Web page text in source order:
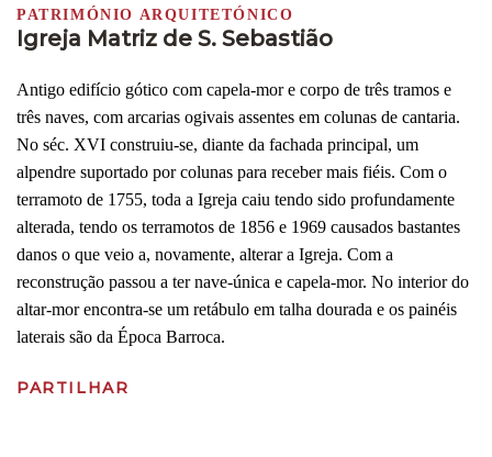
PATRIMÓNIO ARQUITETÓNICO
Igreja Matriz de S. Sebastião
Antigo edifício gótico com capela-mor e corpo de três tramos e
três naves, com arcarias ogivais assentes em colunas de cantaria.
No séc. XVI construiu-se, diante da fachada principal, um
alpendre suportado por colunas para receber mais fiéis. Com o
terramoto de 1755, toda a Igreja caiu tendo sido profundamente
alterada, tendo os terramotos de 1856 e 1969 causados bastantes
danos o que veio a, novamente, alterar a Igreja. Com a
reconstrução passou a ter nave-única e capela-mor. No interior do
altar-mor encontra-se um retábulo em talha dourada e os painéis
laterais são da Época Barroca.
PARTILHAR